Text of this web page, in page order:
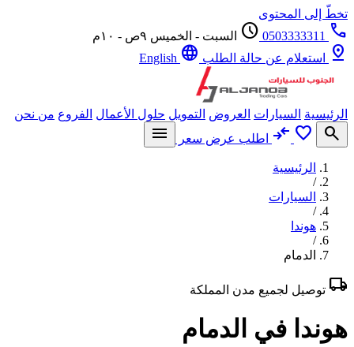
إلى المحتوى
0503333311
scheduleالسبت - الخميس ٩ص - ١٠م
استعلام عن حالة الطلبlanguage
السيارات العروض التمويل حلول الأعمال الفروع من نحن
favorite
compare_arrows اطلب عرض سعر menu
الرئيسية
السيارات
هوندا
الدمام
توصيل لجميع مدن المملكة
في الدمام